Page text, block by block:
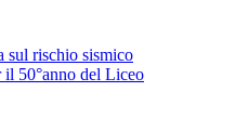
sul rischio sismico
il 50°anno del Liceo